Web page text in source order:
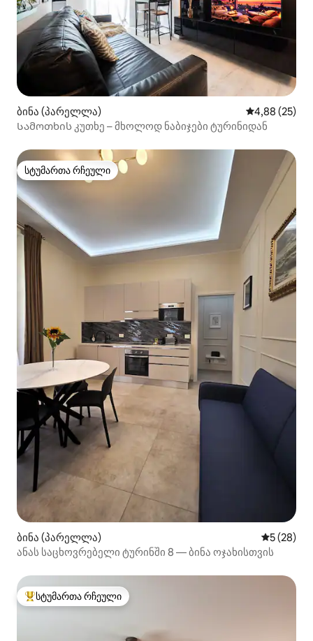
ბინა (პარელლა) საშუალო
4,88 (25)
Სამოთხის კუთხე – მხოლოდ ნაბიჯები ტურინიდან
სტუმართა რჩეული
სტუმართა რჩეული
ბინა (პარელლა) საშუალო
5 (28)
ანას საცხოვრებელი ტურინში 8 — ბინა ოჯახისთვის
სტუმართა რჩეული მოწინავე ვარიანტი
სტუმართა რჩეული